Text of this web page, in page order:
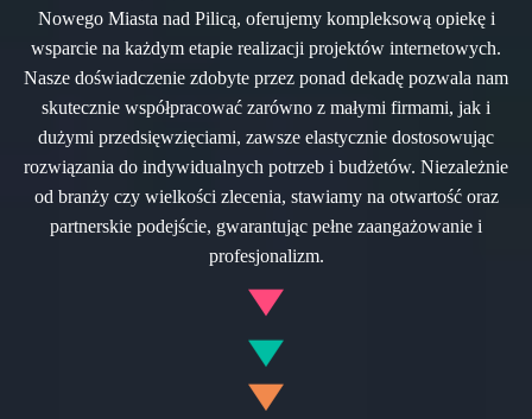
Nowego Miasta nad Pilicą, oferujemy kompleksową opiekę i
wsparcie na każdym etapie realizacji projektów internetowych.
Nasze doświadczenie zdobyte przez ponad dekadę pozwala nam
skutecznie współpracować zarówno z małymi firmami, jak i
dużymi przedsięwzięciami, zawsze elastycznie dostosowując
rozwiązania do indywidualnych potrzeb i budżetów. Niezależnie
od branży czy wielkości zlecenia, stawiamy na otwartość oraz
partnerskie podejście, gwarantując pełne zaangażowanie i
profesjonalizm.